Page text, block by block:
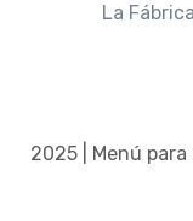
La
2025 | Menú para